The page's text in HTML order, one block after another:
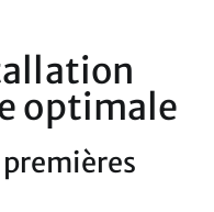
optimale